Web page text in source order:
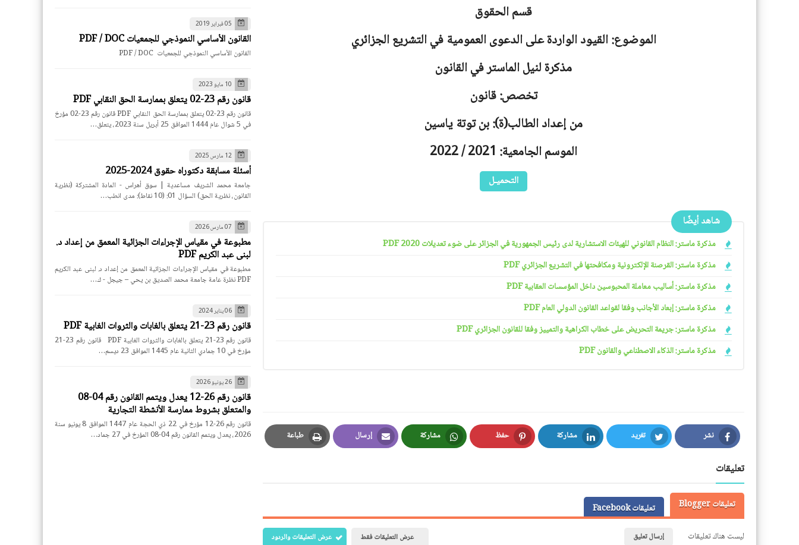
قسم الحقوق
الموضوع: القيود الواردة على الدعوى العمومية في التشريع الجزائري
مذكرة لنيل الماستر في القانون
تخصص: قانون
من إعداد الطالب(ة): بن توتة ياسين
الموسم الجامعية: 2021 / 2022
التحميـل
شاهد أيضًا
مذكرة ماستر: النظام القانوني للهيئات الاستشارية لدى رئيس الجمهورية في الجزائر على ضوء تعديلات 2020 PDF
مذكرة ماستر: القرصنة الإلكترونية ومكافحتها في التشريع الجزائري PDF
مذكرة ماستر: أساليب معاملة المحبوسين داخل المؤسسات العقابية PDF
مذكرة ماستر: إبعاد الأجانب وفقا لقواعد القانون الدولي العام PDF
مذكرة ماستر: جريمة التحريض على خطاب الكراهية والتمييز وفقا للقانون الجزائري PDF
مذكرة ماستر: الذكاء الاصطناعي والقانون PDF
نشر
Facebook
تغريد
Twitter
مشاركة
LinkedIn
حفظ
Pinterest
مشاركة
Whatsapp
إرسال
Email
طباعة
Print
تعليقات
تعليقات Blogger
تعليقات Facebook
ليست هناك تعليقات
إرسال تعليق عرض التعليقات فقط عرض التعليقات والردود
05 فبراير 2019
القانون الأساسي النموذجي للجمعيات PDF / DOC
القانون الأساسي النموذجي للجمعيات PDF / DOC
10 مايو 2023
قانون رقم 23-02 يتعلق بممارسة الحق النقابي PDF
قانون رقم 23-02 يتعلق بممارسة الحق النقابي PDF قانون رقم 23-02 مؤرخ
في 5 شوال عام 1444 الموافق 25 أبريل سنة 2023، يتعلق…
12 مارس 2025
أسئلة مسابقة دكتوراه حقوق 2024-2025
جامعة محمد الشريف مساعدية | سوق أهراس - المادة المشتركة (نظرية
القانون، نظرية الحق) السؤال 01: (10 نقاط): مدى انطب…
07 مارس 2026
مطبوعة في مقياس الإجراءات الجزائية المعمق من إعداد د.
لبنى عبد الكريم PDF
مطبوعة في مقياس الإجراءات الجزائية المعمق من إعداد د. لبنى عبد الكريم
PDF نظرة عامة جامعة محمد الصديق بن يحي – جيجل - ك…
06 يناير 2024
قانون رقم 23-21 يتعلق بالغابات والثروات الغابية PDF
قانون رقم 23-21 يتعلق بالغابات والثروات الغابية PDF قانون رقم 23-21
مؤرخ في 10 جمادي الثانية عام 1445 الموافق 23 ديسم…
26 يونيو 2026
قانون رقم 26-12 يعدل ويتمم القانون رقم 04-08
والمتعلق بشروط ممارسة الأنشطة التجارية
قانون رقم 26-12 مؤرخ في 22 ذي الحجة عام 1447 الموافق 8 يونيو سنة
2026، يعدل ويتمم القانون رقم 04-08 المؤرخ في 27 جماد…